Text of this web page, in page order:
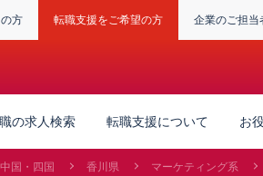
方 転職支援をご希望の方 企業のご担当
の求人検索 転職支援について お
中国・四国 香川県 マーケティング系